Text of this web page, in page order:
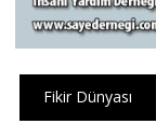
Fikir Dünyası